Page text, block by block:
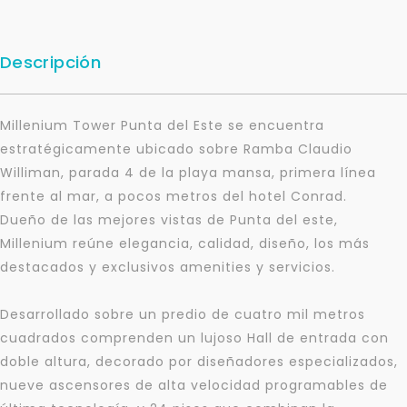
Descripción
Millenium Tower Punta del Este se encuentra
estratégicamente ubicado sobre Ramba Claudio
Williman, parada 4 de la playa mansa, primera línea
frente al mar, a pocos metros del hotel Conrad.
Dueño de las mejores vistas de Punta del este,
Millenium reúne elegancia, calidad, diseño, los más
destacados y exclusivos amenities y servicios.
Desarrollado sobre un predio de cuatro mil metros
cuadrados comprenden un lujoso Hall de entrada con
doble altura, decorado por diseñadores especializados,
nueve ascensores de alta velocidad programables de